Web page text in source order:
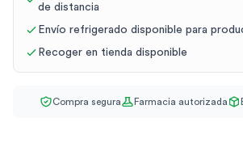
de distancia
Envío refrigerado disponible para
Recoger en tienda disponible
Compra segura Farmacia autorizada